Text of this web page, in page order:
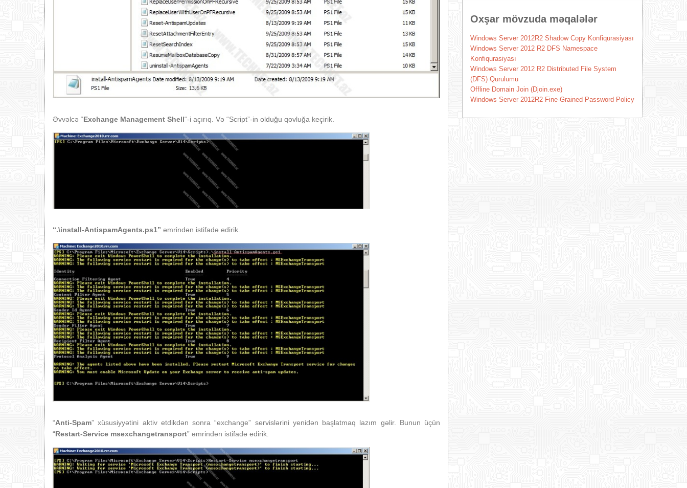
Əvvəlcə “Exchange Management Shell“-i açırıq. Və “Script”-in olduğu qovluğa keçirik.
“.\install-AntispamAgents.ps1” əmrindən istifadə edirik.
“Anti-Spam” xüsusiyyətini aktiv etdikdən sonra “exchange” servislərini yenidən başlatmaq lazım gəlir. Bunun üçün
“Restart-Service msexchangetransport” əmrindən istifadə edirik.
Oxşar mövzuda məqalələr
Windows Server 2012R2 Shadow Copy Konfiqurasiyası
Windows Server 2012 R2 DFS Namespace
Konfiqurasiyası
Windows Server 2012 R2 Distributed File System
(DFS) Qurulumu
Offline Domain Join (Djoin.exe)
Windows Server 2012R2 Fine-Grained Password Policy